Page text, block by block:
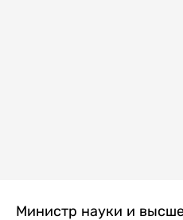
Министр науки и